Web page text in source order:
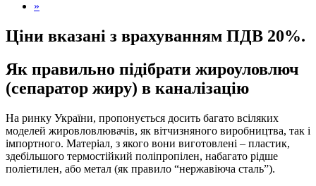
»
Ціни вказані з врахуванням ПДВ 20%.
Як правильно підібрати жироуловлюч
(сепаратор жиру) в каналізацію
На ринку України, пропонується досить багато всіляких
моделей жировловлювачів, як вітчизняного виробництва, так і
імпортного. Матеріал, з якого вони виготовлені – пластик,
здебільшого термостійкий поліпропілен, набагато рідше
поліетилен, або метал (як правило “нержавіюча сталь”).